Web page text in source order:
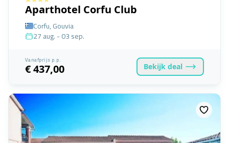
Aparthotel Corfu Club
Corfu, Gouvia
27 aug. - 03 sep.
Vanafprijs p.p.
€ 437,00 Bekijk deal